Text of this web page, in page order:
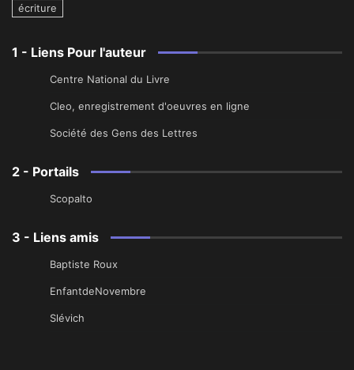
écriture
1 - Liens Pour l'auteur
Centre National du Livre
Cleo, enregistrement d'oeuvres en ligne
Société des Gens des Lettres
2 - Portails
Scopalto
3 - Liens amis
Baptiste Roux
EnfantdeNovembre
Slévich